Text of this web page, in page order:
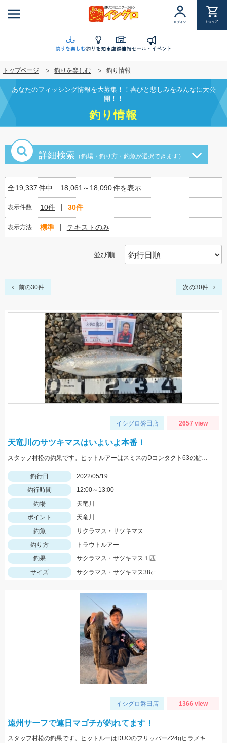
ン
に
移
動
ログイン ショップ
釣りを楽しむ釣りを知る店舗情報セール・イベント
トップページ 釣りを楽しむ 釣り情報
あなたのフィッシング情報を大募集！！喜びと悲しみをみんなに大公
開！！
釣り情報
詳細検索 （釣場・釣り方・釣魚が選択できます）
全19,337件中 18,061～18,090件を表示
表示件数 10件 30件
表示方法 標準 テキストのみ
並び順
前の30件 次の30件
イシグロ磐田店 2657 view
天竜川のサツキマスはいよいよ本番！
スタッフ村松の釣果です。ヒットルアーはスミスのDコンタクト63の鮎カラー。
釣行日
2022/05/19
釣行時間
12:00～13:00
釣場
天竜川
ポイント
天竜川
釣魚
サクラマス・サツキマス
釣り方
トラウトルアー
釣果
サクラマス・サツキマス１匹
サイズ
サクラマス・サツキマス38㎝
イシグロ磐田店 1366 view
遠州サーフで連日マゴチが釣れてます！
スタッフ村松の釣果です。ヒットルーはDUOのフリッパーZ24gヒラメキャンディ！